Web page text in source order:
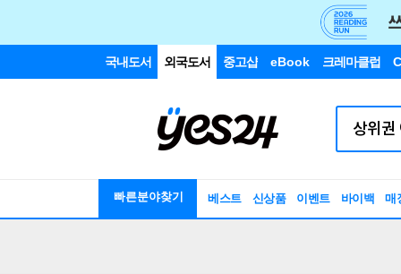
국내도서 외국도서 중고샵 eBook 크레마클럽
빠른분야찾기 베스트 신상품 이벤트 바이백 매